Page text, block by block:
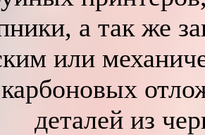
а так же
или
деталей из